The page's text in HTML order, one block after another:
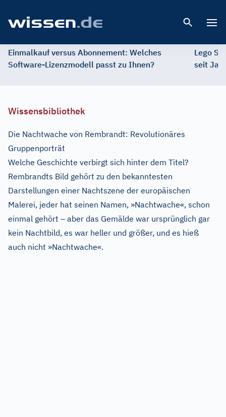
Einmalkauf versus Abonnement: Welches
Software-Lizenzmodell passt zu Ihnen?
Lego
seit
Wissensbibliothek
Die Nachtwache von Rembrandt: Revolutionäres
Gruppenporträt
Welche Geschichte verbirgt sich hinter dem Titel?
Rembrandts Bild gehört zu den bekanntesten
Darstellungen einer Nachtszene der europäischen
Malerei, jeder hat seinen Namen, »Nachtwache«, schon
einmal gehört – aber das Gemälde war ursprünglich gar
kein Nachtbild, es war heller und größer, und es hieß
auch nicht »Nachtwache«.